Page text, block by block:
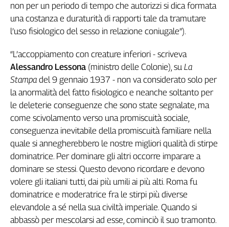
non per un periodo di tempo che autorizzi si dica formata
una costanza e duraturità di rapporti tale da tramutare
l’uso fisiologico del sesso in relazione coniugale”).
“L’accoppiamento con creature inferiori - scriveva
Alessandro Lessona (ministro delle Colonie), su La
Stampa del 9 gennaio 1937 - non va considerato solo per
la anormalità del fatto fisiologico e neanche soltanto per
le deleterie conseguenze che sono state segnalate, ma
come scivolamento verso una promiscuità sociale,
conseguenza inevitabile della promiscuità familiare nella
quale si annegherebbero le nostre migliori qualità di stirpe
dominatrice. Per dominare gli altri occorre imparare a
dominare se stessi. Questo devono ricordare e devono
volere gli italiani tutti, dai più umili ai più alti. Roma fu
dominatrice e moderatrice fra le stirpi più diverse
elevandole a sé nella sua civiltà imperiale. Quando si
abbassò per mescolarsi ad esse, cominciò il suo tramonto.